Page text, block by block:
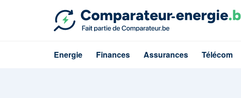
Energie Finances Assurances Télécom